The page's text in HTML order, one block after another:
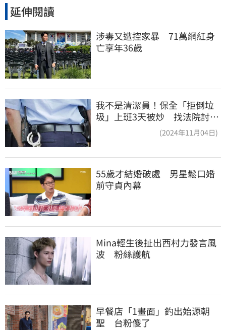
延伸閱讀
涉毒又遭控家暴　71萬網紅身
亡享年36歲
我不是清潔員！保全「拒倒垃
圾」上班3天被炒 找法院討公
(2024年11月04日)
55歲才結婚破處　男星鬆口婚
前守貞內幕
Mina輕生後扯出西村力發言風
波　粉絲護航
早餐店「1畫面」釣出始源朝
聖　台粉傻了